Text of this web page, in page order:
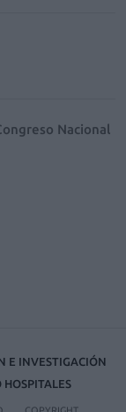
Nacional
E INVESTIGACIÓN
HOSPITALES